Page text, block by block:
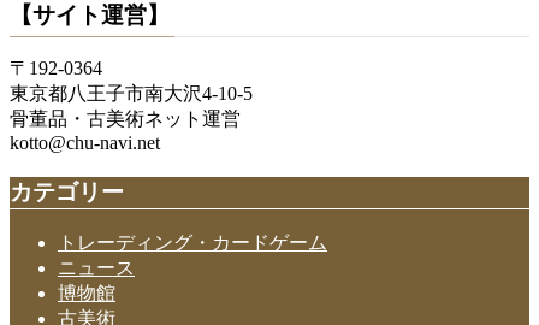
【サイト運営】
〒192-0364
東京都八王子市南大沢4-10-5
骨董品・古美術ネット運営
kotto@chu-navi.net
カテゴリー
トレーディング・カードゲーム
ニュース
博物館
古美術